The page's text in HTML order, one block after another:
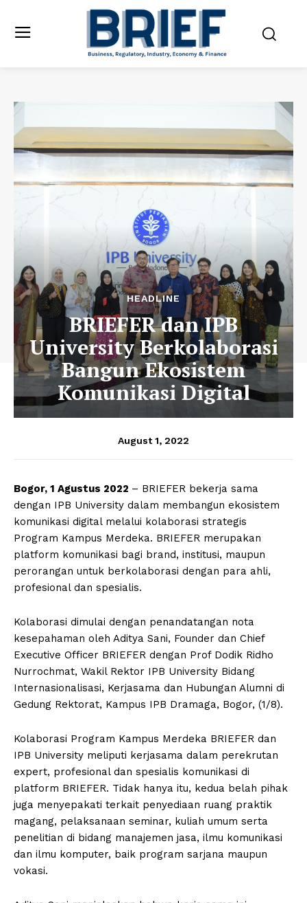
HEADLINE
BRIEFER dan IPB
University Berkolaborasi
Bangun Ekosistem
Komunikasi Digital
August 1, 2022
Bogor, 1 Agustus 2022 – BRIEFER bekerja sama
dengan IPB University dalam membangun ekosistem
komunikasi digital melalui kolaborasi strategis
Program Kampus Merdeka. BRIEFER merupakan
platform komunikasi bagi brand, institusi, maupun
perorangan untuk berkolaborasi dengan para ahli,
profesional dan spesialis.
Kolaborasi dimulai dengan penandatangan nota
kesepahaman oleh Aditya Sani, Founder dan Chief
Executive Officer BRIEFER dengan Prof Dodik Ridho
Nurrochmat, Wakil Rektor IPB University Bidang
Internasionalisasi, Kerjasama dan Hubungan Alumni di
Gedung Rektorat, Kampus IPB Dramaga, Bogor, (1/8).
Kolaborasi Program Kampus Merdeka BRIEFER dan
IPB University meliputi kerjasama dalam perekrutan
expert, profesional dan spesialis komunikasi di
platform BRIEFER. Tidak hanya itu, kedua belah pihak
juga menyepakati terkait penyediaan ruang praktik
magang, pelaksanaan seminar, kuliah umum serta
penelitian di bidang manajemen jasa, ilmu komunikasi
dan ilmu komputer, baik program sarjana maupun
vokasi.